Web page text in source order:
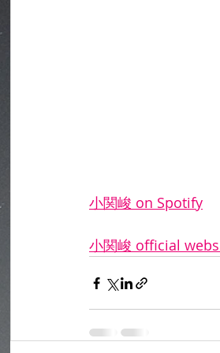
小関峻 on Spotify
小関峻 official